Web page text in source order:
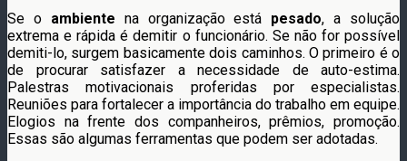
Se o ambiente na organização está pesado, a solução
extrema e rápida é demitir o funcionário. Se não for possível
demiti-lo, surgem basicamente dois caminhos. O primeiro é o
de procurar satisfazer a necessidade de auto-estima.
Palestras motivacionais proferidas por especialistas.
Reuniões para fortalecer a importância do trabalho em equipe.
Elogios na frente dos companheiros, prêmios, promoção.
Essas são algumas ferramentas que podem ser adotadas.